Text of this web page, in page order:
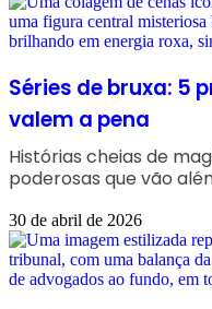
Séries de bruxa: 5
valem a pena
Histórias cheias de
poderosas que vão
30 de abril de 2026